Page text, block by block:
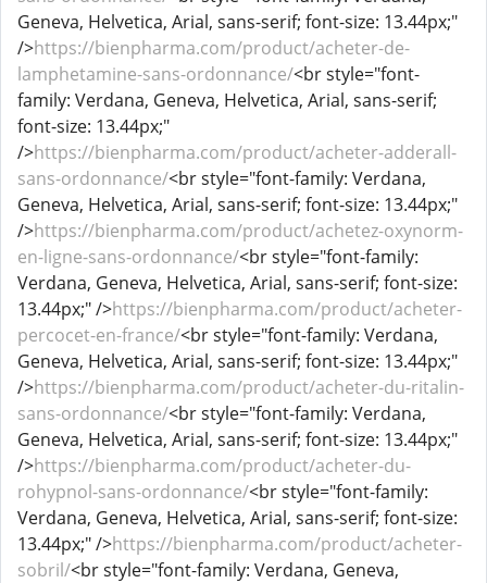
Geneva, Helvetica, Arial, sans-serif; font-size: 13.44px;"
/>https://bienpharma.com/product/acheter-de-
lamphetamine-sans-ordonnance/<br style="font-
family: Verdana, Geneva, Helvetica, Arial, sans-serif;
font-size: 13.44px;"
/>https://bienpharma.com/product/acheter-adderall-
sans-ordonnance/<br style="font-family: Verdana,
Geneva, Helvetica, Arial, sans-serif; font-size: 13.44px;"
/>https://bienpharma.com/product/achetez-oxynorm-
en-ligne-sans-ordonnance/<br style="font-family:
Verdana, Geneva, Helvetica, Arial, sans-serif; font-size:
13.44px;" />https://bienpharma.com/product/acheter-
percocet-en-france/<br style="font-family: Verdana,
Geneva, Helvetica, Arial, sans-serif; font-size: 13.44px;"
/>https://bienpharma.com/product/acheter-du-ritalin-
sans-ordonnance/<br style="font-family: Verdana,
Geneva, Helvetica, Arial, sans-serif; font-size: 13.44px;"
/>https://bienpharma.com/product/acheter-du-
rohypnol-sans-ordonnance/<br style="font-family:
Verdana, Geneva, Helvetica, Arial, sans-serif; font-size:
13.44px;" />https://bienpharma.com/product/acheter-
sobril/<br style="font-family: Verdana, Geneva,